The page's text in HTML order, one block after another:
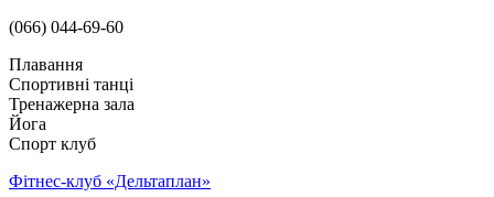
(066) 044-69-60
Плавання
Спортивні танці
Тренажерна зала
Йога
Спорт клуб
Фітнес-клуб «Дельтаплан»